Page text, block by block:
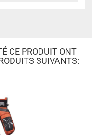
CE PRODUIT ONT
SUIVANTS: